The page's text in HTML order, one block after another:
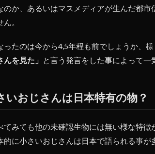
のか、あるいはマスメディアが生んだ都
。
ったのは今から4,5年程も前でしょうか、
んを見た」
と言う発言をした事によって一
いおじさんは日本特有の物？
てみても他の未確認生物には無い様な特徴
的に小さいおじさんは日本で語られる事が